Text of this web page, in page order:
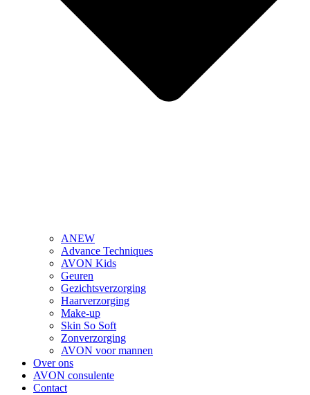
ANEW
Advance Techniques
AVON Kids
Geuren
Gezichtsverzorging
Haarverzorging
Make-up
Skin So Soft
Zonverzorging
AVON voor mannen
Over ons
AVON consulente
Contact